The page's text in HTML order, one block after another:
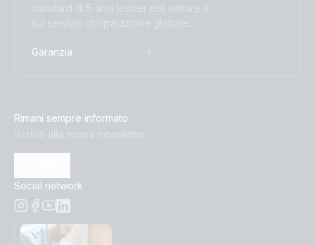
standard di 5 anni leader del settore e
sul servizio di riparazione globale.
Garanzia
Rimani sempre informato
Iscriviti alla nostra newsletter
Social network